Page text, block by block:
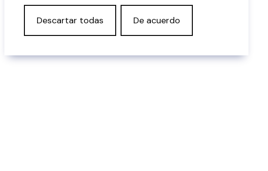
Descartar todas De acuerdo